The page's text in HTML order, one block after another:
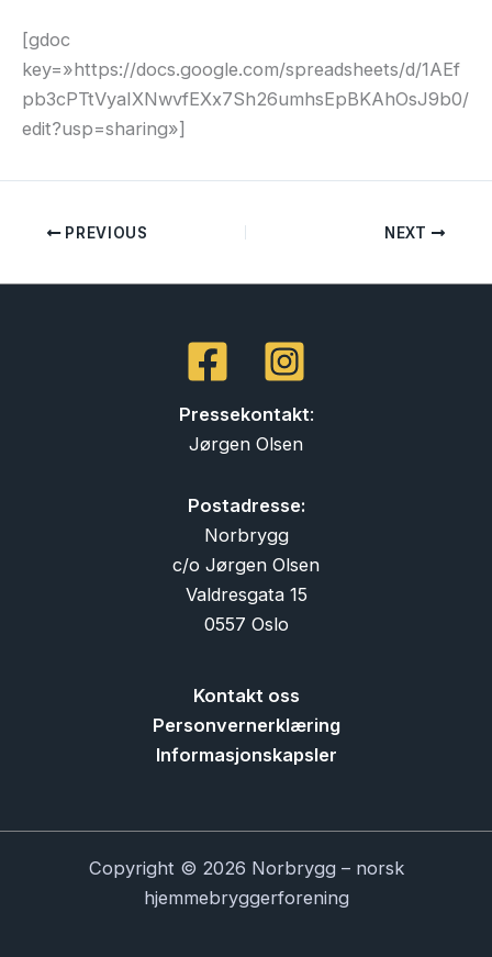
[gdoc
key=»https://docs.google.com/spreadsheets/d/1AEf
pb3cPTtVyaIXNwvfEXx7Sh26umhsEpBKAhOsJ9b0/
edit?usp=sharing»]
PREVIOUS NEXT
Pressekontakt:
Jørgen Olsen
Postadresse:
Norbrygg
c/o Jørgen Olsen
Valdresgata 15
0557 Oslo
Kontakt oss
Personvernerklæring
Informasjonskapsler
Copyright © 2026 Norbrygg – norsk
hjemmebryggerforening